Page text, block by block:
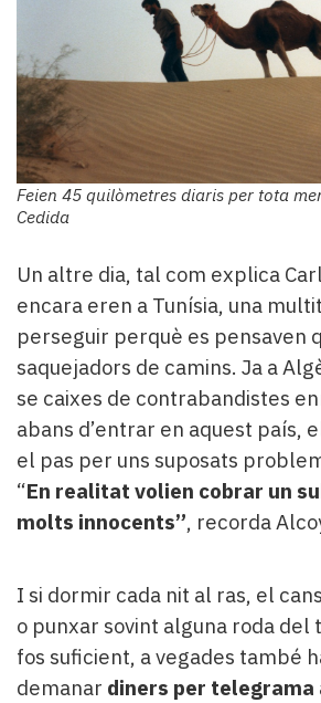
Feien 45 quilòmetres diaris per tota
Cedida
Un altre dia, tal com explica
encara eren a Tunísia, una
perseguir perquè es pensaven
saquejadors de camins. Ja a
se caixes de contrabandistes
abans d’entrar en aquest país,
el pas per uns suposats
“En realitat volien cobrar un
molts innocents”, recorda
I si dormir cada nit al ras, el
o punxar sovint alguna roda
fos suficient, a vegades també
demanar diners per telegrama